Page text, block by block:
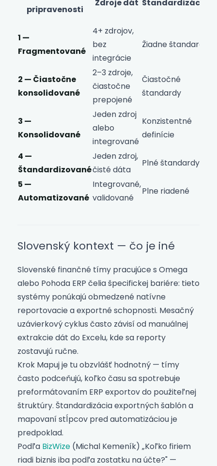
pripravenosti
Zdroje dát Štandardizácia
1 —
Fragmentované
4+ zdrojov,
bez
integrácie
Žiadne štandardy
2 — Čiastočne
konsolidované
2–3 zdroje,
čiastočne
prepojené
Čiastočné
štandardy
3 —
Konsolidované
Jeden zdroj
alebo
integrované
Konzistentné
definície
4 —
Štandardizované
Jeden zdroj,
čisté dáta
Plné štandardy
5 —
Automatizované
Integrované,
validované
Plne riadené
Slovenský kontext — čo je iné
Slovenské finančné tímy pracujúce s Omega
alebo Pohoda ERP čelia špecifickej bariére: tieto
systémy ponúkajú obmedzené natívne
reportovacie a exportné schopnosti. Mesačný
uzávierkový cyklus často závisí od manuálnej
extrakcie dát do Excelu, kde sa reporty
zostavujú ručne.
Krok Mapuj je tu obzvlášť hodnotný — tímy
často podceňujú, koľko času sa spotrebuje
preformátovaním ERP exportov do použiteľnej
štruktúry. Štandardizácia exportných šablón a
mapovaní stĺpcov pred automatizáciou je
predpoklad.
Podľa BizWize (Michal Kemeník) „Koľko firiem
riadi biznis iba podľa zostatku na účte?" —